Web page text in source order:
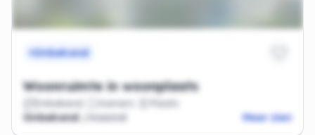
Onbekend
Woonruimte in woonplaats
Onbekend Kamers
Plaats
Onbekend
/maand Meer zien